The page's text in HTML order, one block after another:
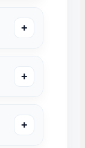
+
+
+